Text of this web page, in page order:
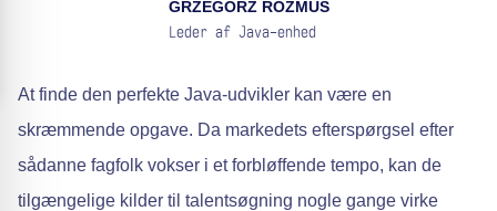
GRZEGORZ ROZMUS
Leder af Java-enhed
At finde den perfekte Java-udvikler kan være en
skræmmende opgave. Da markedets efterspørgsel efter
sådanne fagfolk vokser i et forbløffende tempo, kan de
tilgængelige kilder til talentsøgning nogle gange virke